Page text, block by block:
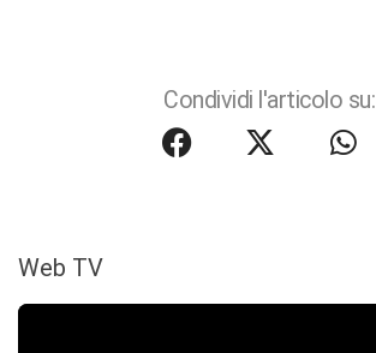
Condividi l'articolo su:
Web TV